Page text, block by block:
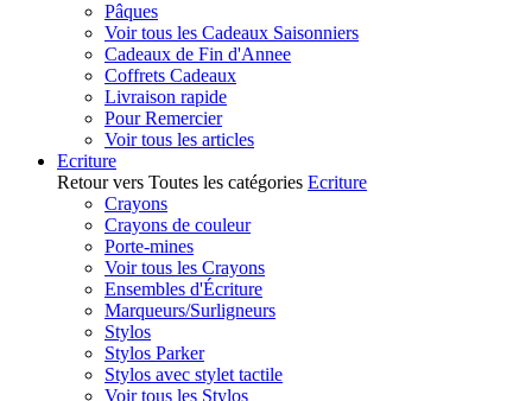
Pâques
Voir tous les Cadeaux Saisonniers
Cadeaux de Fin d'Annee
Coffrets Cadeaux
Livraison rapide
Pour Remercier
Voir tous les articles
Ecriture
Retour vers Toutes les catégories Ecriture
Crayons
Crayons de couleur
Porte-mines
Voir tous les Crayons
Ensembles d'Écriture
Marqueurs/Surligneurs
Stylos
Stylos Parker
Stylos avec stylet tactile
Voir tous les Stylos